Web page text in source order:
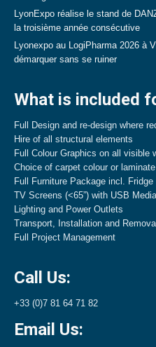
LyonExpo réalise le stand de
la troisième année consécutive
Lyonexpo au LogiPharma 2026 à
démarquer sans se ruiner
What is included
Full Design and re-design where
Hire of all structural elements
Full Colour Graphics on all visible
Choice of carpet colour or laminate
Full Furniture Package incl. Fridge
TV Screens (<65”) with USB
Lighting and Power Outlets
Transport, Installation and Removal
Full Project Management
Call Us:
+33 (0)7 81 64 71 82
Email Us: